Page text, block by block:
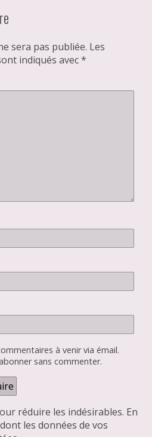
sera pas publiée. Les
indiqués avec*
à venir via émail.
sans commenter.
réduire les indésirables. En
les données de vos